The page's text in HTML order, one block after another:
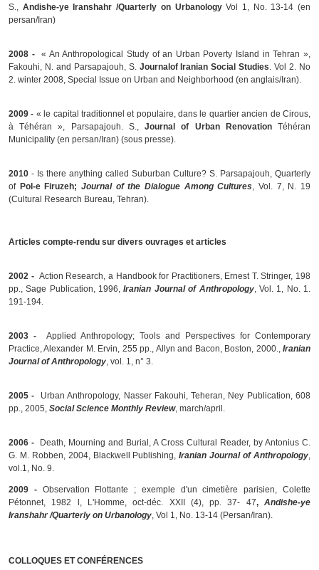
S., Andishe-ye Iranshahr /Quarterly on UrbanologyVol 1, No. 13-14 (en
persan/Iran)
2008 -
« An Anthropological Study of an Urban Poverty Island in Tehran »,
Fakouhi, N. and Parsapajouh, S. Journal of Iranian Social Studies. Vol 2. No
2. winter 2008, Special Issue on Urban and Neighborhood (en anglais/Iran).
2009 - « le capital traditionnel et populaire, dans le quartier ancien de Cirous,
à Téhéran », Parsapajouh. S.,Journal of Urban Renovation Téhéran
Municipality (en persan/Iran) (sous presse).
2010 - Is there anything called Suburban Culture? S. Parsapajouh, Quarterly
ofPol-e Firuzeh; Journal of the Dialogue Among Cultures, Vol. 7, N. 19
(Cultural Research Bureau, Tehran).
Articles compte-rendu sur divers ouvrages et articles
2002 - Action Research, a Handbook for Practitioners, Ernest T. Stringer, 198
pp., Sage Publication, 1996,Iranian Journal of Anthropology, Vol. 1, No. 1.
191-194.
2003 - Applied Anthropology; Tools and Perspectives for Contemporary
Practice, Alexander M. Ervin, 255 pp., Allyn and Bacon, Boston, 2000., Iranian
Journal of Anthropology, vol. 1, n° 3.
2005 - Urban Anthropology, Nasser Fakouhi, Teheran, Ney Publication, 608
pp., 2005, Social Science Monthly Review, march/april.
2006 -
Death, Mourning and Burial, A Cross Cultural Reader, by Antonius C.
G. M. Robben, 2004, Blackwell Publishing,Iranian Journal of Anthropology,
vol.1, No. 9.
2009 - Observation Flottante ; exemple d'un cimetière parisien, Colette
Pétonnet, 1982 l, L'Homme, oct-déc. XXII (4), pp. 37- 47,Andishe-ye
Iranshahr /Quarterly on Urbanology, Vol 1, No. 13-14 (Persan/Iran).
COLLOQUES ET CONFÉRENCES